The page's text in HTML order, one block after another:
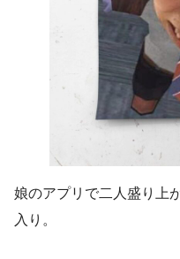
娘のアプリで二人盛り上
入り。